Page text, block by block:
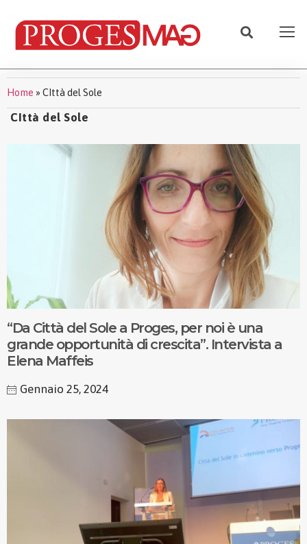
Home » CIttà del Sole
CIttà del Sole
“Da Città del Sole a Proges, per noi è una
grande opportunità di crescita”. Intervista a
Elena Maffeis
Gennaio 25, 2024